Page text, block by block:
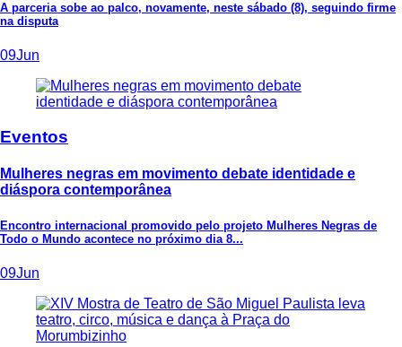
A parceria sobe ao palco, novamente, neste sábado (8), seguindo firme
na disputa
09Jun
Eventos
Mulheres negras em movimento debate identidade e
diáspora contemporânea
Encontro internacional promovido pelo projeto Mulheres Negras de
Todo o Mundo acontece no próximo dia 8...
09Jun